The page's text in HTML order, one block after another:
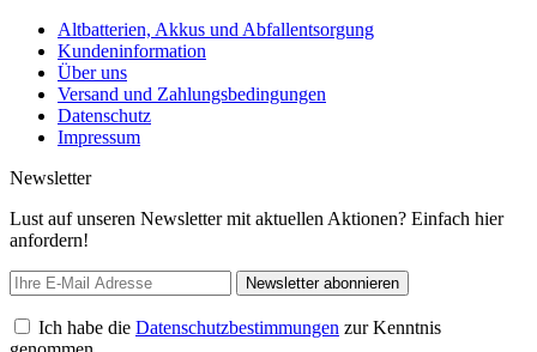
Altbatterien, Akkus und Abfallentsorgung
Kundeninformation
Über uns
Versand und Zahlungsbedingungen
Datenschutz
Impressum
Newsletter
Lust auf unseren Newsletter mit aktuellen Aktionen? Einfach hier
anfordern!
Newsletter abonnieren
Ich habe die Datenschutzbestimmungen zur Kenntnis